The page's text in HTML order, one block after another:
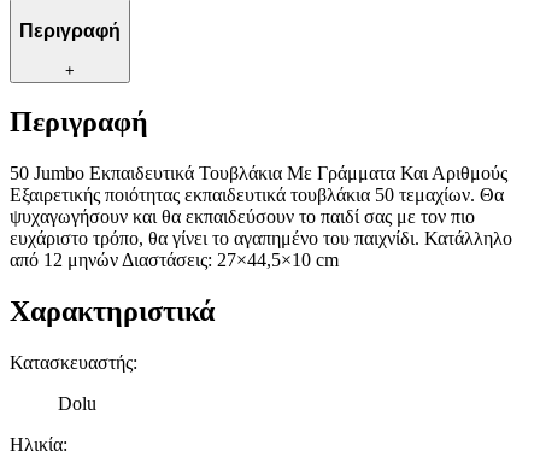
Περιγραφή
+
Περιγραφή
50 Jumbo Εκπαιδευτικά Τουβλάκια Με Γράμματα Και Αριθμούς
Εξαιρετικής ποιότητας εκπαιδευτικά τουβλάκια 50 τεμαχίων. Θα
ψυχαγωγήσουν και θα εκπαιδεύσουν το παιδί σας με τον πιο
ευχάριστο τρόπο, θα γίνει το αγαπημένο του παιχνίδι. Κατάλληλο
από 12 μηνών Διαστάσεις: 27×44,5×10 cm
Χαρακτηριστικά
Κατασκευαστής:
Dolu
Ηλικία: